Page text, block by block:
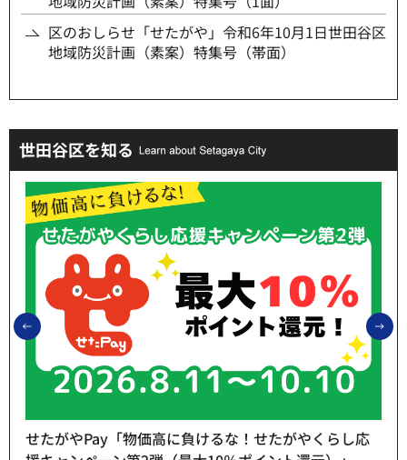
区のおしらせ「せたがや」令和6年10月1日世田谷区
地域防災計画（素案）特集号（帯面）
世田谷区を知る
前のスライドを表示
せたがやPay「物価高に負けるな！せたがやくらし応